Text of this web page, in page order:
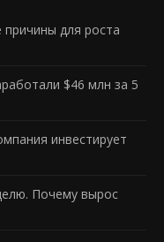
для роста
$46 млн за 5
инвестирует
Почему вырос